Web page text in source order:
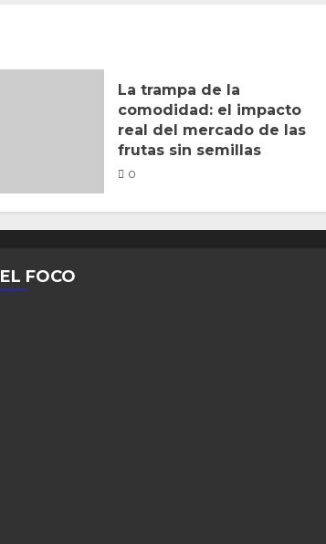
La trampa de la
comodidad: el impacto
real del mercado de las
frutas sin semillas
0
EL FOCO